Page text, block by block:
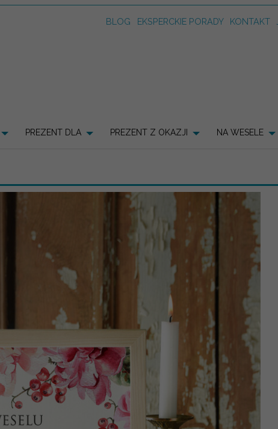
BLOG EKSPERCKIE PORADY KONTAKT
PREZENT DLA PREZENT Z OKAZJI NA WESELE